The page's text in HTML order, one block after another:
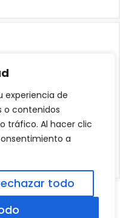
experiencia de
o contenidos
tráfico. Al hacer clic
a
todo
Aviso Legal|